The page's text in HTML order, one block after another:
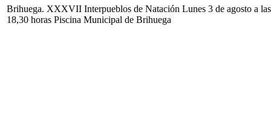
Brihuega. XXXVII Interpueblos de Natación Lunes 3 de agosto a las
18,30 horas Piscina Municipal de Brihuega